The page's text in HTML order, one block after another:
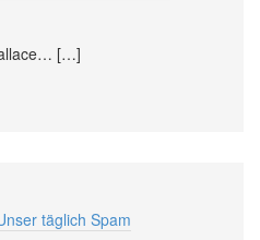
[…]
täglich Spam